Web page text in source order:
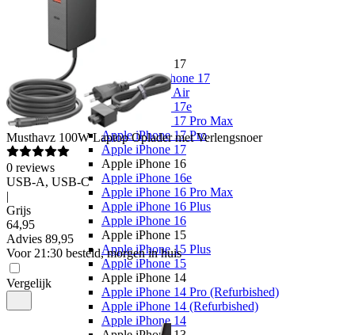
Merken
Apple
Apple iPhone 17
Alle Apple iPhone 17
Apple iPhone Air
Apple iPhone 17e
Apple iPhone 17 Pro Max
Apple iPhone 17 Pro
Apple iPhone 17
Apple iPhone 16
Apple iPhone 16e
Apple iPhone 16 Pro Max
Apple iPhone 16 Plus
Apple iPhone 16
Apple iPhone 15
Apple iPhone 15 Plus
Apple iPhone 15
Apple iPhone 14
Apple iPhone 14 Pro (Refurbished)
Apple iPhone 14 (Refurbished)
Apple iPhone 14
Musthavz 100W Laptop Oplader met Verlengsnoer
0 reviews
USB-A, USB-C
|
Grijs
64,95
Advies 89,95
Voor 21:30 besteld, morgen in huis
Vergelijk